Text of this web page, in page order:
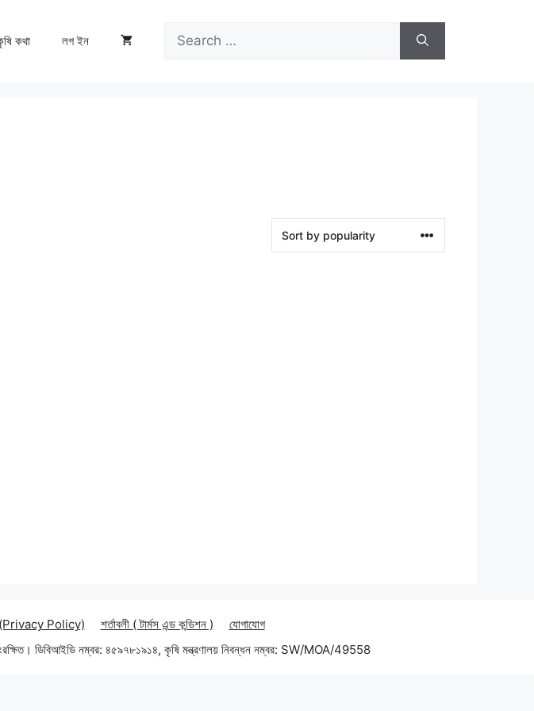
কথা লগ ইন
Search
for:
(Privacy Policy) শর্তাবলী ( টার্মস এন্ড কন্ডিশন )
যোগাযোগ
ডিবিআইডি নম্বর: ৪৫৯৭৮১৯১৪, কৃষি মন্ত্রণালয় নিবন্ধন নম্বর: SW/MOA/49558